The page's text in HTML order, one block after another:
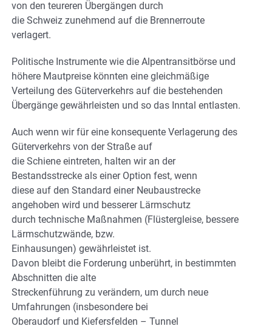
von den teureren Übergängen durch
die Schweiz zunehmend auf die Brennerroute
verlagert.
Politische Instrumente wie die Alpentransitbörse und
höhere Mautpreise könnten eine gleichmäßige
Verteilung des Güterverkehrs auf die bestehenden
Übergänge gewährleisten und so das Inntal entlasten.
Auch wenn wir für eine konsequente Verlagerung des
Güterverkehrs von der Straße auf
die Schiene eintreten, halten wir an der
Bestandsstrecke als einer Option fest, wenn
diese auf den Standard einer Neubaustrecke
angehoben wird und besserer Lärmschutz
durch technische Maßnahmen (Flüstergleise, bessere
Lärmschutzwände, bzw.
Einhausungen) gewährleistet ist.
Davon bleibt die Forderung unberührt, in bestimmten
Abschnitten die alte
Streckenführung zu verändern, um durch neue
Umfahrungen (insbesondere bei
Oberaudorf und Kiefersfelden – Tunnel